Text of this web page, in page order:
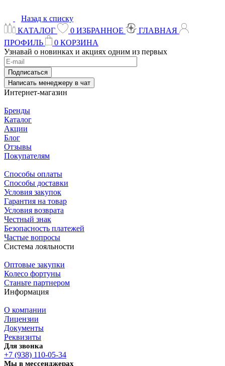
Назад к списку
КАТАЛОГ
0 ИЗБРАННОЕ
ГЛАВНАЯ
ПРОФИЛЬ
0 КОРЗИНА
Узнавай о новинках и акциях одним из первых
Подписаться
Написать менеджеру в чат
Интернет-магазин
Бренды
Каталог
Акции
Блог
Отзывы
Покупателям
Способы оплаты
Способы доставки
Условия закупок
Гарантия на товар
Условия возврата
Честный знак
Безопасность платежей
Частые вопросы
Система лояльности
Оптовые закупки
Колесо фортуны
Станьте партнером
Информация
О компании
Лицензии
Документы
Реквизиты
Для звонка
+7 (938) 110-05-34
Мы в мессенджерах